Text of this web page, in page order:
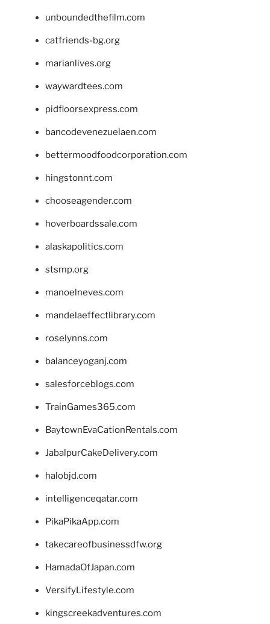
unboundedthefilm.com
catfriends-bg.org
marianlives.org
waywardtees.com
pidfloorsexpress.com
bancodevenezuelaen.com
bettermoodfoodcorporation.com
hingstonnt.com
chooseagender.com
hoverboardssale.com
alaskapolitics.com
stsmp.org
manoelneves.com
mandelaeffectlibrary.com
roselynns.com
balanceyoganj.com
salesforceblogs.com
TrainGames365.com
BaytownEvaCationRentals.com
JabalpurCakeDelivery.com
halobjd.com
intelligenceqatar.com
PikaPikaApp.com
takecareofbusinessdfw.org
HamadaOfJapan.com
VersifyLifestyle.com
kingscreekadventures.com